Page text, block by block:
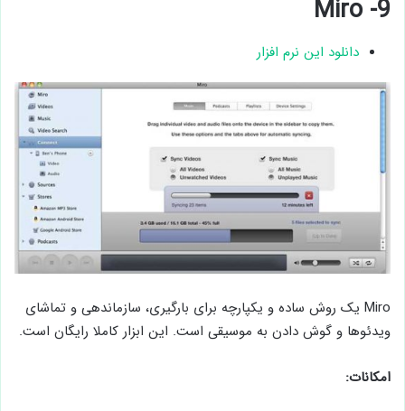
9- Miro
دانلود این نرم افزار
Miro یک روش ساده و یکپارچه برای بارگیری، سازماندهی و تماشای
ویدئوها و گوش دادن به موسیقی است. این ابزار کاملا رایگان است.
امکانات: